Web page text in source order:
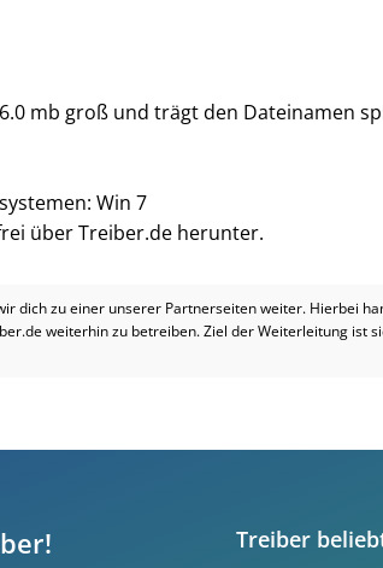
mb groß und trägt den Dateinamen
Win 7
über Treiber.de herunter.
dich zu einer unserer Partnerseiten weiter. Hierbei
weiterhin zu betreiben. Ziel der Weiterleitung
Treiber